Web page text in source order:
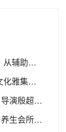
程基础设施
杭举行
聚焦国民健康
盛大开业